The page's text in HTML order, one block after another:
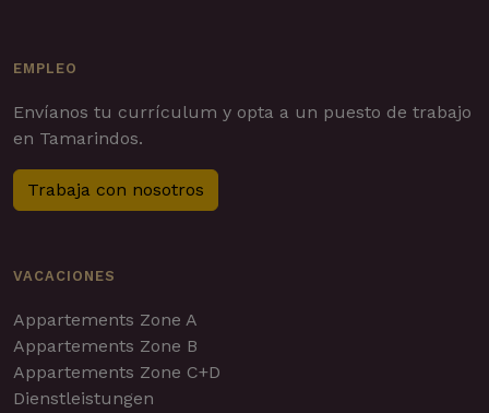
EMPLEO
Envíanos tu currículum y opta a un puesto de trabajo
en Tamarindos.
Trabaja con nosotros
VACACIONES
Appartements Zone A
Appartements Zone B
Appartements Zone C+D
Dienstleistungen